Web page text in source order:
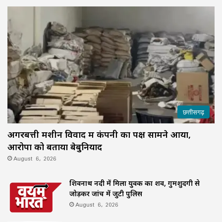
छत्तीसगढ़
अगरबत्ती मशीन विवाद में कंपनी का पक्ष सामने आया,
आरोपों को बताया बेबुनियाद
August 6, 2026
शिवनाथ नदी में मिला युवक का शव, गुमशुदगी से
जोड़कर जांच में जुटी पुलिस
August 6, 2026